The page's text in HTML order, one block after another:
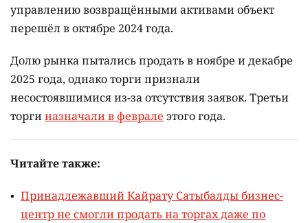
управлению возвращёнными активами объект
перешёл в октябре 2024 года.
Долю рынка пытались продать в ноябре и декабре
2025 года, однако торги признали
несостоявшимися из-за отсутствия заявок. Третьи
торгиназначали в феврале этого года.
Читайте также:
Принадлежавший Кайрату Сатыбалды бизнес-
центр не смогли продать на торгах даже по